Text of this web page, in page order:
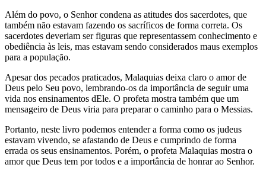
Além do povo, o Senhor condena as atitudes dos sacerdotes, que
também não estavam fazendo os sacríficos de forma correta. Os
sacerdotes deveriam ser figuras que representassem conhecimento e
obediência às leis, mas estavam sendo considerados maus exemplos
para a população.
Apesar dos pecados praticados, Malaquias deixa claro o amor de
Deus pelo Seu povo, lembrando-os da importância de seguir uma
vida nos ensinamentos dEle. O profeta mostra também que um
mensageiro de Deus viria para preparar o caminho para o Messias.
Portanto, neste livro podemos entender a forma como os judeus
estavam vivendo, se afastando de Deus e cumprindo de forma
errada os seus ensinamentos. Porém, o profeta Malaquias mostra o
amor que Deus tem por todos e a importância de honrar ao Senhor.